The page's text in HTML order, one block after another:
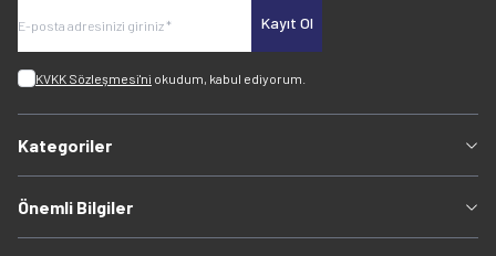
Kayıt Ol
KVKK Sözleşmesi'ni okudum, kabul ediyorum.
Kategoriler
Önemli Bilgiler